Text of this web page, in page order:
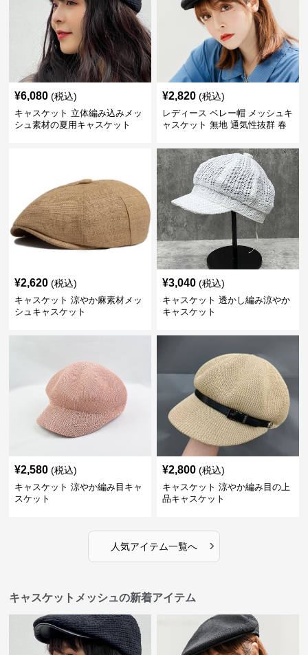
¥6,080 (税込)
キャスケット 立体編み込みメッ
シュ素材の夏用キャスケット
¥2,820 (税込)
レディース ベレー帽 メッシュキ
ャスケット 無地 通気性抜群 春
¥2,620 (税込)
キャスケット 涼やか麻素材メッ
シュキャスケット
¥3,040 (税込)
キャスケット 透かし編み涼やか
キャスケット
¥2,580 (税込)
キャスケット 涼やか編み目キャ
スケット
¥2,800 (税込)
キャスケット 涼やか編み目の上
品キャスケット
人気アイテム一覧へ ›
キャスケットメッシュの新着アイテム